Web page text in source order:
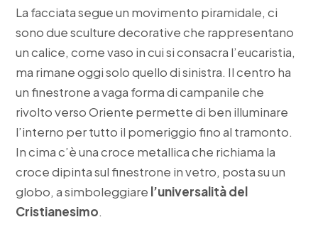
La facciata segue un movimento piramidale, ci
sono due sculture decorative che rappresentano
un calice, come vaso in cui si consacra l’eucaristia,
ma rimane oggi solo quello di sinistra. Il centro ha
un finestrone a vaga forma di campanile che
rivolto verso Oriente permette di ben illuminare
l’interno per tutto il pomeriggio fino al tramonto.
In cima c’è una croce metallica che richiama la
croce dipinta sul finestrone in vetro, posta su un
globo, a simboleggiare l’universalità del
Cristianesimo.